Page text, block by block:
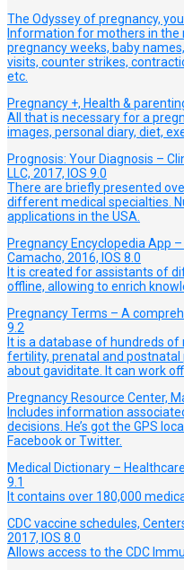
The Odyssey of pregnancy,
Information for mothers in the
pregnancy weeks, baby
visits, counter strikes,
etc.
Pregnancy +, Health &
All that is necessary for a
images, personal diary, diet,
Prognosis: Your Diagnosis –
LLC, 2017, IOS 9.0
There are briefly presented
different medical specialties.
applications in the USA.
Pregnancy Encyclopedia App
Camacho, 2016, IOS 8.0
It is created for assistants of
offline, allowing to enrich
Pregnancy Terms – A
9.2
It is a database of hundreds
fertility, prenatal and
about gaviditate. It can work
Pregnancy Resource Center,
Includes information
decisions. He’s got the GPS
Facebook or Twitter.
Medical Dictionary –
9.1
It contains over 180,000
CDC vaccine schedules,
2017, IOS 8.0
Allows access to the CDC